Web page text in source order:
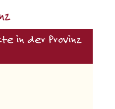
in der Provinz